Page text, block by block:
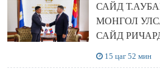
САЙД
МОНГОЛ
САЙД
15 цаг 52 мин